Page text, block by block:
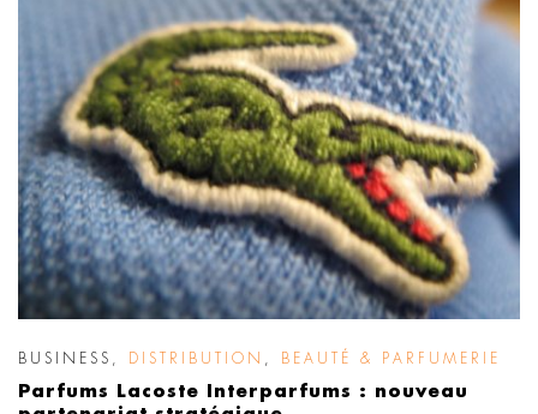
BUSINESS DISTRIBUTION BEAUTÉ & PARFUMERIE
Parfums Lacoste Interparfums : nouveau